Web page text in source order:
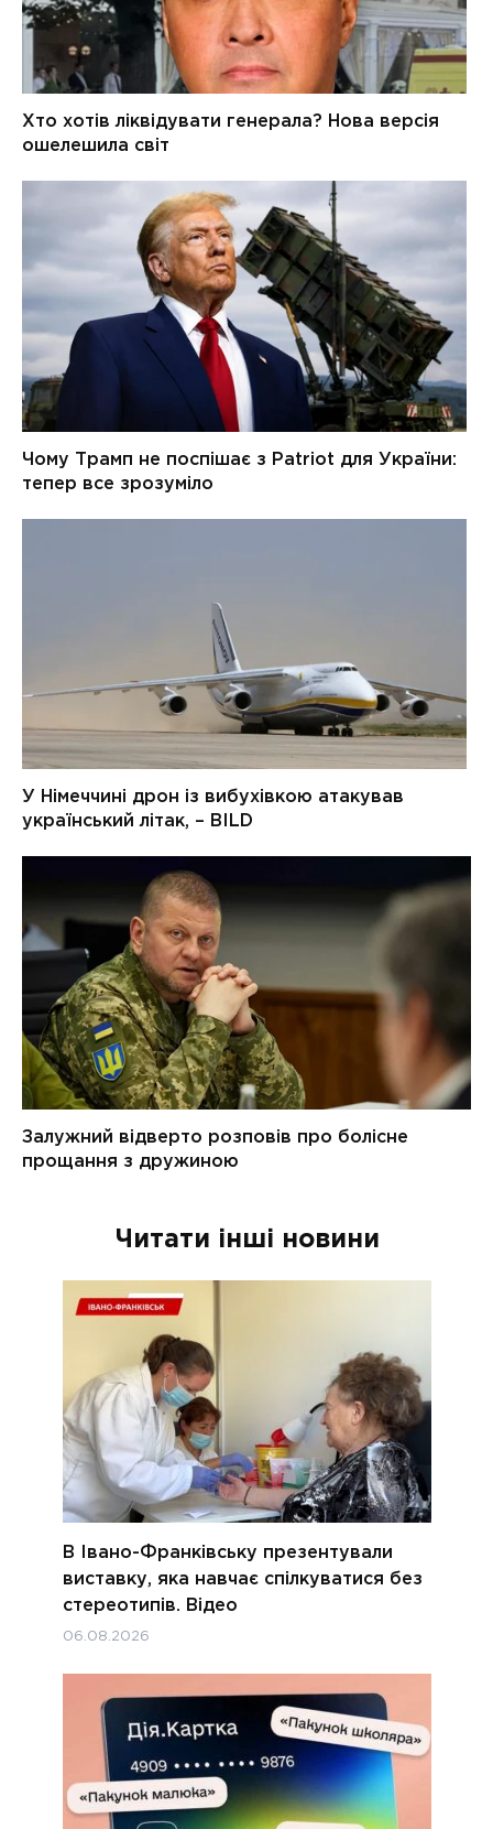
Читати інші новини
В Івано-Франківську презентували
виставку, яка навчає спілкуватися без
стереотипів. Відео
06.08.2026